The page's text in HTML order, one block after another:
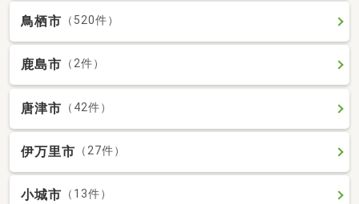
鳥栖市 （520件）
鹿島市 （2件）
唐津市 （42件）
伊万里市 （27件）
小城市 （13件）